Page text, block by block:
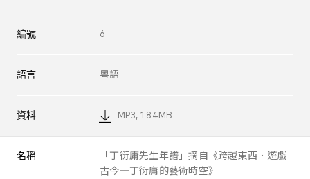
編號 6
語言 粵語
資料 MP3, 1.84MB
名稱
「丁衍庸先生年譜」摘自《跨越東西．遊戲
古今─丁衍庸的藝術時空》